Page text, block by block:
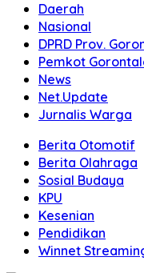
Daerah
Nasional
DPRD Prov.
Pemkot
News
Net.Update
Jurnalis Warga
Berita Otomotif
Berita Olahraga
Sosial Budaya
KPU
Kesenian
Pendidikan
Winnet